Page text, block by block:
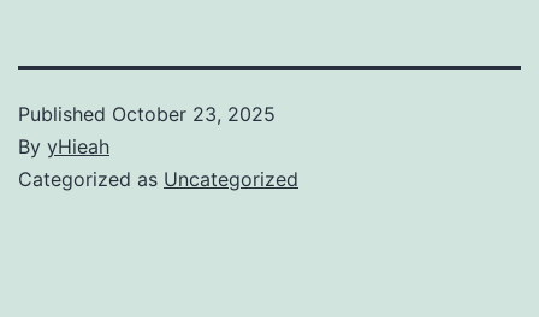
Published October 23, 2025
By yHieah
Categorized as Uncategorized